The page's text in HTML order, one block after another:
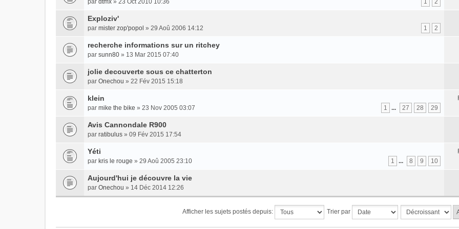
1 2
par dtmx » 23 Oct 2010 10:36
Exploziv'
1 2
par mister zop'popol » 29 Aoû 2006 14:12
recherche informations sur un ritchey
par sunn80 » 13 Mar 2015 07:40
jolie decouverte sous ce chatterton
par Onechou » 22 Fév 2015 15:18
klein
1 ... 27 28 29
par mike the bike » 23 Nov 2005 03:07
Avis Cannondale R900
par ratibulus » 09 Fév 2015 17:54
Yéti
1 ... 8 9 10
par kris le rouge » 29 Aoû 2005 23:10
Aujourd'hui je découvre la vie
par Onechou » 14 Déc 2014 12:26
Afficher les sujets postés depuis: Trier par